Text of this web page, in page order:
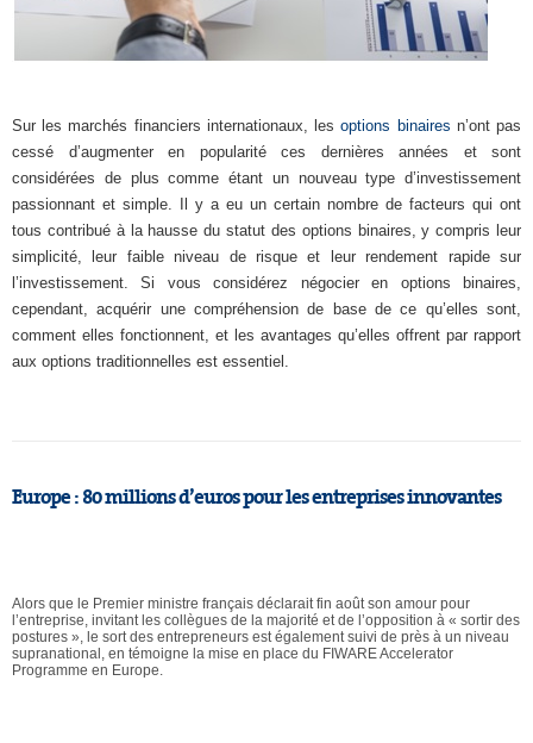
Sur les marchés financiers internationaux, lesoptions binaires n’ont pas
cessé d’augmenter en popularité ces dernières années et sont
considérées de plus comme étant un nouveau type d’investissement
passionnant et simple. Il y a eu un certain nombre de facteurs qui ont
tous contribué à la hausse du statut des options binaires, y compris leur
simplicité, leur faible niveau de risque et leur rendement rapide sur
l’investissement. Si vous considérez négocier en options binaires,
cependant, acquérir une compréhension de base de ce qu’elles sont,
comment elles fonctionnent, et les avantages qu’elles offrent par rapport
aux options traditionnelles est essentiel.
Europe : 80 millions d’euros pour les entreprises innovantes
Alors que le Premier ministre français déclarait fin août son amour pour
l’entreprise, invitant les collègues de la majorité et de l’opposition à « sortir des
postures », le sort des entrepreneurs est également suivi de près à un niveau
supranational, en témoigne la mise en place du FIWARE Accelerator
Programme en Europe.